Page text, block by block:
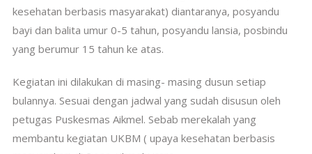
kesehatan berbasis masyarakat) diantaranya, posyandu
bayi dan balita umur 0-5 tahun, posyandu lansia, posbindu
yang berumur 15 tahun ke atas.
Kegiatan ini dilakukan di masing- masing dusun setiap
bulannya. Sesuai dengan jadwal yang sudah disusun oleh
petugas Puskesmas Aikmel. Sebab merekalah yang
membantu kegiatan UKBM ( upaya kesehatan berbasis